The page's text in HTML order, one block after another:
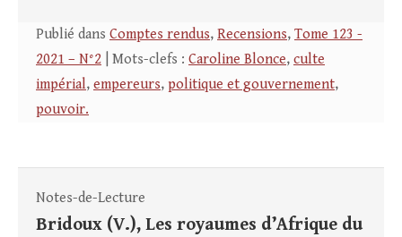
Publié dans Comptes rendus, Recensions, Tome 123 -
2021 – N°2 | Mots-clefs : Caroline Blonce, culte
impérial, empereurs, politique et gouvernement,
pouvoir.
Notes-de-Lecture
Bridoux (V.), Les royaumes d’Afrique du